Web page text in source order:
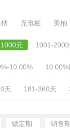
充电桩 美柚
元 1001-
10.00%
天 181-360天
锁定期 销售